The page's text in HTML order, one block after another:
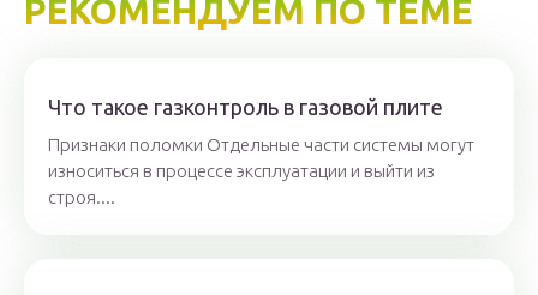
РЕКОМЕНДУЕМ ПО ТЕМЕ
Что такое газконтроль в газовой плите
Признаки поломки Отдельные части системы могут
износиться в процессе эксплуатации и выйти из
строя....